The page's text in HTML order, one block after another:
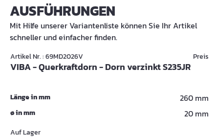
AUSFÜHRUNGEN
Mit Hilfe unserer Variantenliste können Sie Ihr Artikel
schneller und einfacher finden.
Artikel Nr. : 69MD2026V
VIBA - Querkraftdorn - Dorn verzinkt S235JR
Preis
Länge in mm 260 mm
ø in mm 20 mm
Auf Lager